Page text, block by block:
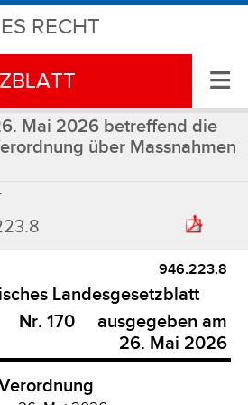
RECHT
≡
Mai 2026 betreffend die
über Massnahmen